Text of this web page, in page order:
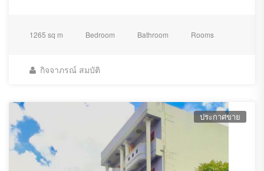
1265 sq m Bedroom Bathroom Rooms
กิจจาภรณ์ สมบัติ
ประกาศขาย